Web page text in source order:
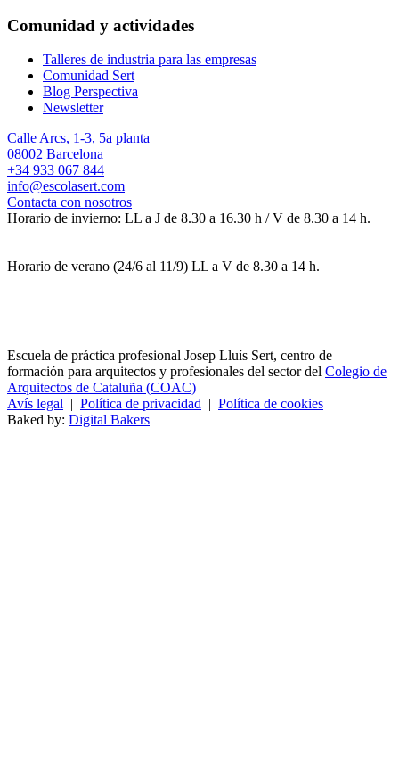
Comunidad y actividades
Talleres de industria para las empresas
Comunidad Sert
Blog Perspectiva
Newsletter
Calle Arcs, 1-3, 5a planta
08002 Barcelona
+34 933 067 844
info@escolasert.com
Contacta con nosotros
Horario de invierno: LL a J de 8.30 a 16.30 h / V de 8.30 a 14 h.
Horario de verano (24/6 al 11/9) LL a V de 8.30 a 14 h.
Escuela de práctica profesional Josep Lluís Sert, centro de
formación para arquitectos y profesionales del sector del Colegio de
Arquitectos de Cataluña (COAC)
Avís legal | Política de privacidad | Política de cookies
Baked by: Digital Bakers